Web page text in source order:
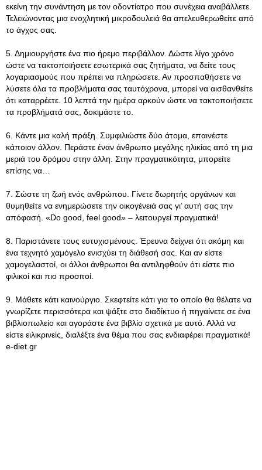
εκείνη την συνάντηση με τον οδοντίατρο που συνέχεια αναβάλλετε.
Τελειώνοντας μια ενοχλητική μικροδουλειά θα απελευθερωθείτε από
το άγχος σας.
5. Δημιουργήστε ένα πιο ήρεμο περιβάλλον. Δώστε λίγο χρόνο
ώστε να τακτοποιήσετε εσωτερικά σας ζητήματα, να δείτε τους
λογαριασμούς που πρέπει να πληρώσετε. Αν προσπαθήσετε να
λύσετε όλα τα προβλήματα σας ταυτόχρονα, μπορεί να αισθανθείτε
ότι καταρρέετε. 10 λεπτά την ημέρα αρκούν ώστε να τακτοποιήσετε
τα προβλήματά σας, δοκιμάστε το.
6. Κάντε μια καλή πράξη. Συμφιλιώστε δύο άτομα, επαινέστε
κάποιον άλλον. Περάστε έναν άνθρωπο μεγάλης ηλικίας από τη μια
μεριά του δρόμου στην άλλη. Στην πραγματικότητα, μπορείτε
επίσης να…
7. Σώστε τη ζωή ενός ανθρώπου. Γίνετε δωρητής οργάνων και
θυμηθείτε να ενημερώσετε την οικογένειά σας γι’ αυτή σας την
απόφασή. «Do good, feel good» – λειτουργεί πραγματικά!
8. Παριστάνετε τους ευτυχισμένους. Έρευνα δείχνει ότι ακόμη και
ένα τεχνητό χαμόγελο ενισχύει τη διάθεσή σας. Και αν είστε
χαμογελαστοί, οι άλλοι άνθρωποι θα αντιληφθούν ότι είστε πιο
φιλικοί και πιο προσιτοί.
9. Μάθετε κάτι καινούργιο. Σκεφτείτε κάτι για το οποίο θα θέλατε να
γνωρίζετε περισσότερα και ψάξτε στο διαδίκτυο ή πηγαίνετε σε ένα
βιβλιοπωλείο και αγοράστε ένα βιβλίο σχετικά με αυτό. Αλλά να
είστε ειλικρινείς, διαλέξτε ένα θέμα που σας ενδιαφέρει πραγματικά!
e-diet.gr